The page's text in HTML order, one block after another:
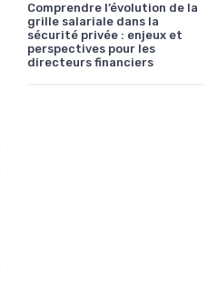
Comprendre l’évolution de la
grille salariale dans la
sécurité privée : enjeux et
perspectives pour les
directeurs financiers